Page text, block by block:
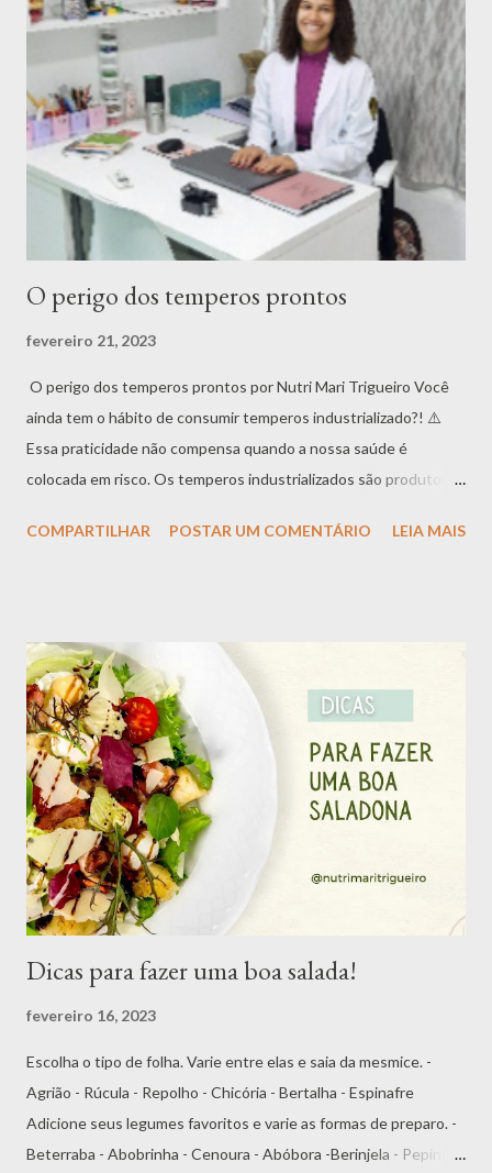
de procurar um nutricionista pra te ajudar!
O perigo dos temperos prontos
fevereiro 21, 2023
O perigo dos temperos prontos por Nutri Mari Trigueiro Você
ainda tem o hábito de consumir temperos industrializado?! ⚠️
Essa praticidade não compensa quando a nossa saúde é
colocada em risco. Os temperos industrializados são produtos
ingredientes que estão presentes nos temperos prontos: O sal
realçadores de sabor, glumato de sódio e inosinato de sódio,
aromatizantes e corante caramelo III. NÃO CONTÉM GLÚTEN.
ALÉRGICOS: CONTÉM DERIVADO DE SOJA, Mas não se
engane, os aditivos só estão ao final porque eles precisam,
obrigatoriamente, estar no final da lista após os ingredientes.
Os temperos industrializados possuem quantidades excessivas
de sódio (que está presente no sal e nos realçadores de sabor),
gordura e aditivos químicos. Você pod...
COMPARTILHAR POSTAR UM COMENTÁRIO LEIA MAIS
Dicas para fazer uma boa salada!
fevereiro 16, 2023
Escolha o tipo de folha. Varie entre elas e saia da mesmice. -
Agrião - Rúcula - Repolho - Chicória - Bertalha - Espinafre
Adicione seus legumes favoritos e varie as formas de preparo. -
Beterraba - Abobrinha - Cenoura - Abóbora -Berinjela - Pepino